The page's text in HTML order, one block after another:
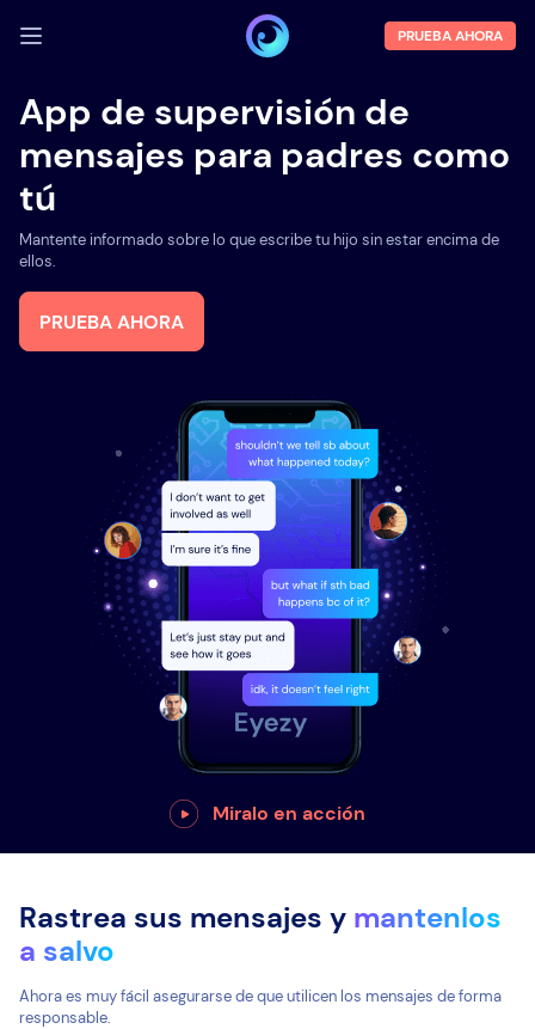
INICIA SESIÓN
Demo
Funciones
Sobre la empresa
Blog
PRUEBA AHORA
App de supervisión de
mensajes para padres como
tú
Mantente informado sobre lo que escribe tu hijo sin estar encima de
ellos.
PRUEBA AHORA
Miralo en acción
Rastrea sus mensajes y mantenlos
a salvo
Ahora es muy fácil asegurarse de que utilicen los mensajes de forma
responsable.